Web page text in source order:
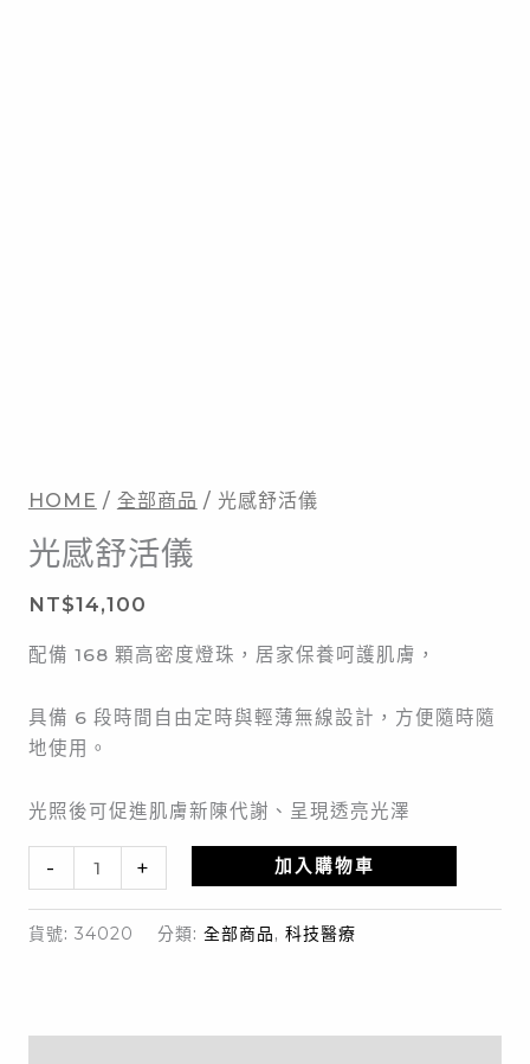
HOME / 全部商品 / 光感舒活儀
光感舒活儀
NT$14,100
配備 168 顆高密度燈珠，居家保養呵護肌膚，
具備 6 段時間自由定時與輕薄無線設計，方便隨時隨
地使用。
光照後可促進肌膚新陳代謝、呈現透亮光澤
-
光
舒
數
+ 加入購物車
貨號: 34020 分類: 全部商品, 科技醫療